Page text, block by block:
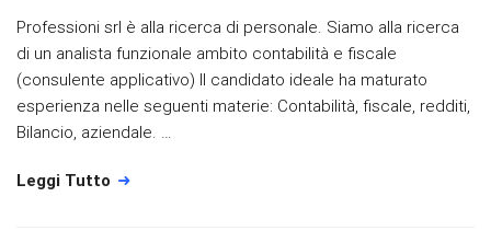
Professioni srl è alla ricerca di personale. Siamo alla ricerca
di un analista funzionale ambito contabilità e fiscale
(consulente applicativo) Il candidato ideale ha maturato
esperienza nelle seguenti materie: Contabilità, fiscale, redditi,
Bilancio, aziendale. …
Leggi Tutto